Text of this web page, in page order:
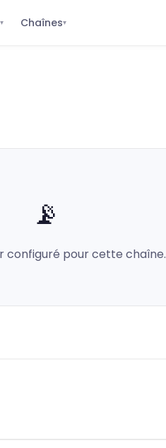
▾ Chaînes▾
📡
configuré pour cette chaîne.